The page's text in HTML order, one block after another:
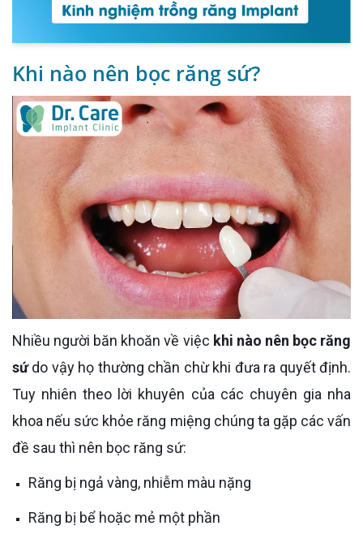
Khi nào nên bọc răng sứ?
Nhiều người băn khoăn về việc khi nào nên bọc răng
sứdo vậy họ thường chần chừ khi đưa ra quyết định.
Tuy nhiên theo lời khuyên của các chuyên gia nha
khoa nếu sức khỏe răng miệng chúng ta gặp các vấn
đề sau thì nên bọc răng sứ:
Răng bị ngả vàng, nhiễm màu nặng
Răng bị bể hoặc mẻ một phần